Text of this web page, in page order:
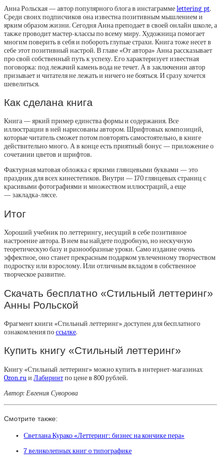
Анна Рольская — автор популярного блога в инстаграммеlettering_pt.
Среди своих подписчиков она известна позитивным мышлением и
ярким образом жизни. Сегодня Анна преподает в своей онлайн школе, а
также проводит мастер-классы по всему миру. Художница помогает
многим поверить в себя и побороть глупые страхи. Книга тоже несет в
себе этот позитивный настрой. В главе «От автора» Анна рассказывает
про свой собственный путь к успеху. Его характеризует известная
поговорка: под лежачий камень вода не течет. А в заключении автор
призывает и читателя не лежать и ничего не бояться. И сразу хочется
шевелиться.
Как сделана книга
Книга — яркий пример единства формы и содержания. Все
иллюстрации в ней нарисованы автором. Шрифтовых композиций,
которые читатель сможет потом повторять самостоятельно, в книге
действительно много. А в конце есть приятный бонус — приложение о
сочетании цветов и шрифтов.
Фактурная матовая обложка с яркими глянцевыми буквами — это
праздник для всех кинестетиков. Внутри — 170 глянцевых страниц с
красивыми фотографиями и множеством иллюстраций, а еще
— закладка-ляссе.
Итог
Хороший учебник по леттерингу, несущий в себе позитивное
настроение автора. В нем вы найдете подробную, но нескучную
теоретическую базу и разнообразные уроки. Само издание очень
эффектное, оно станет прекрасным подарком увлеченному творчеством
подростку или взрослому. Или отличным вкладом в собственное
творческое развитие.
Скачать бесплатно «Стильный леттеринг»
Анны Рольской
Фрагмент книги «Стильный леттеринг» доступен для бесплатного
ознакомления поссылке.
Купить книгу «Стильный леттеринг»
Книгу «Стильный леттеринг» можно купить в интернет-магазинах
Ozon.ruи Лабиринтпо цене в 800 рублей.
Автор: Евгения Суворова
Смотрите также:
Светлана Курако «Леттеринг: бизнес на кончике пера»
7 великолепных книг о типографике